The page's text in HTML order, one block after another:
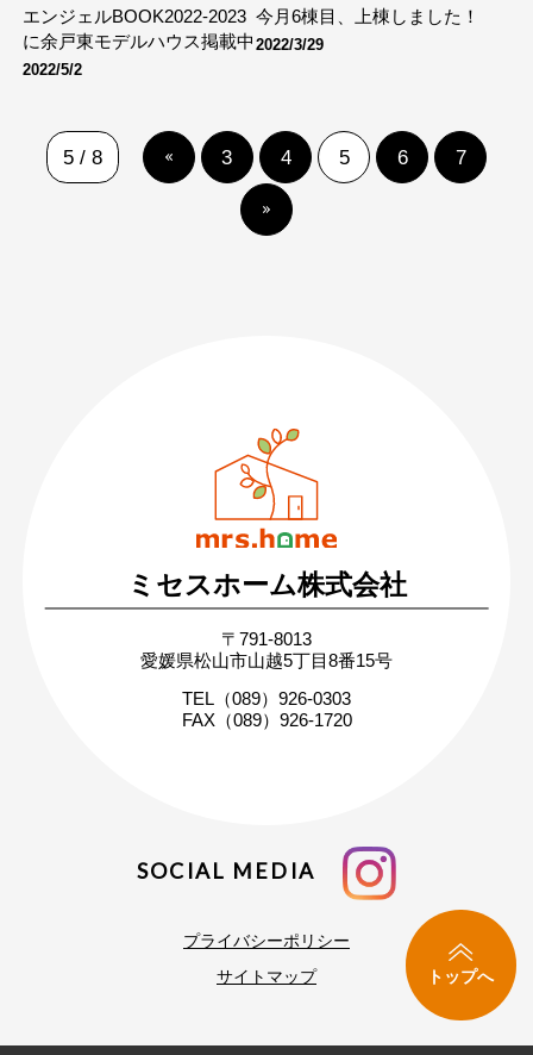
エンジェルBOOK2022-2023
に余戸東モデルハウス掲載中
2022/5/2
今月6棟目、上棟しました！
2022/3/29
5 / 8 « 3 4 5 6 7
»
トップへ
営業時間：月〜土 8:30 〜 17:30
日・祝 9:30 〜 17:30
無料相談・お問い合わせ
まずはお気軽にご相談ください
家づくりの疑問や不安にお答えします
ミセスホーム株式会社
〒791-8013
愛媛県松山市山越5丁目8番15号
TEL（089）926-0303
FAX（089）926-1720
SOCIAL MEDIA
プライバシーポリシー
サイトマップ